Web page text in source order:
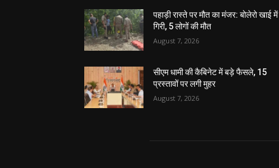
पहाड़ी रास्ते पर मौत का मंजर: बोलेरो खाई में
गिरी, 5 लोगों की मौत
August 7, 2026
सीएम धामी की कैबिनेट में बड़े फैसले, 15
प्रस्तावों पर लगी मुहर
August 7, 2026